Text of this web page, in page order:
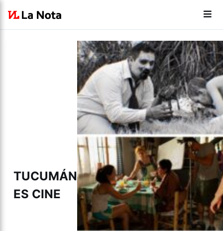
TUCUMÁN
ES CINE